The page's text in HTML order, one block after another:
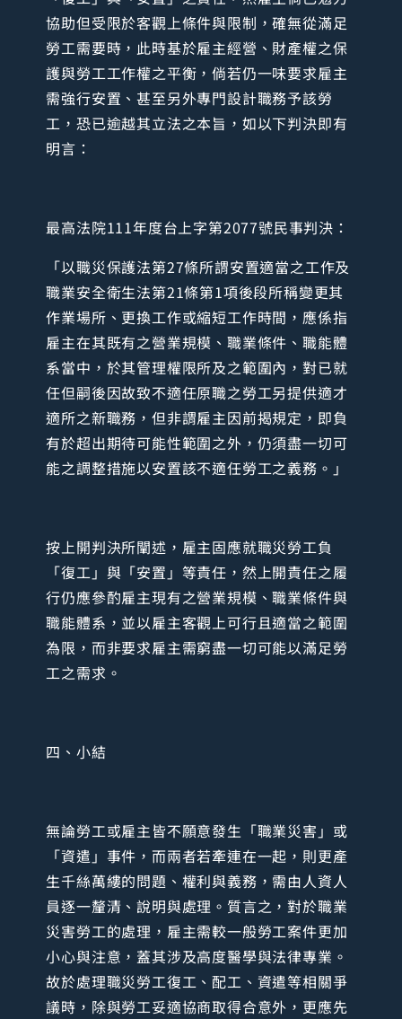
協助但受限於客觀上條件與限制，確無從滿足
勞工需要時，此時基於雇主經營、財產權之保
護與勞工工作權之平衡，倘若仍一味要求雇主
需強行安置、甚至另外專門設計職務予該勞
工，恐已逾越其立法之本旨，如以下判決即有
明言：
最高法院111年度台上字第2077號民事判決：
「以職災保護法第27條所謂安置適當之工作及
職業安全衛生法第21條第1項後段所稱變更其
作業場所、更換工作或縮短工作時間，應係指
雇主在其既有之營業規模、職業條件、職能體
系當中，於其管理權限所及之範圍內，對已就
任但嗣後因故致不適任原職之勞工另提供適才
適所之新職務，但非謂雇主因前揭規定，即負
有於超出期待可能性範圍之外，仍須盡一切可
能之調整措施以安置該不適任勞工之義務。」
按上開判決所闡述，雇主固應就職災勞工負
「復工」與「安置」等責任，然上開責任之履
行仍應參酌雇主現有之營業規模、職業條件與
職能體系，並以雇主客觀上可行且適當之範圍
為限，而非要求雇主需窮盡一切可能以滿足勞
工之需求。
四、小結
無論勞工或雇主皆不願意發生「職業災害」或
「資遣」事件，而兩者若牽連在一起，則更產
生千絲萬縷的問題、權利與義務，需由人資人
員逐一釐清、說明與處理。質言之，對於職業
災害勞工的處理，雇主需較一般勞工案件更加
小心與注意，蓋其涉及高度醫學與法律專業。
故於處理職災勞工復工、配工、資遣等相關爭
議時，除與勞工妥適協商取得合意外，更應先